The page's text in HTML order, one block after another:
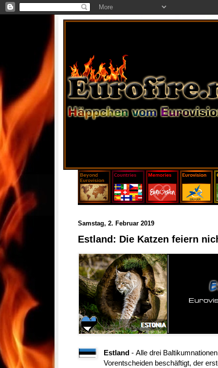
Samstag, 2. Februar 2019
Estland: Die Katzen feiern
Estland - Alle drei
Vorentscheiden beschäftigt, der